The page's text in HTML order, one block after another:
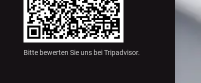
Bitte bewerten Sie uns bei Tripadvisor.